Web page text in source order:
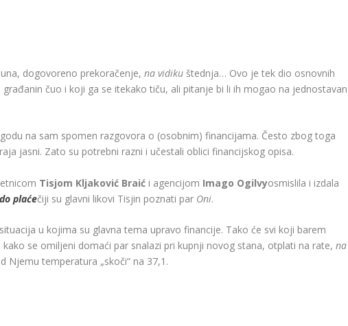
dogovoreno prekoračenje,na vidiku štednja… Ovo je tek dio osnovnih
čuo i koji ga se itekako tiču, ali pitanje bi li ih mogao na jednostavan
na sam spomen razgovora o (osobnim) financijama. Često zbog toga
jasni. Zato su potrebni razni i učestali oblici financijskog opisa.
Tisjom Kljaković Braić i agencijom Imago Ogilvyosmislila i izdala
plaćečiji su glavni likovi Tisjin poznati par Oni.
u kojima su glavna tema upravo financije. Tako će svi koji barem
se omiljeni domaći par snalazi pri kupnji novog stana, otplati na rate,na
Njemu temperatura „skoči“ na 37,1.